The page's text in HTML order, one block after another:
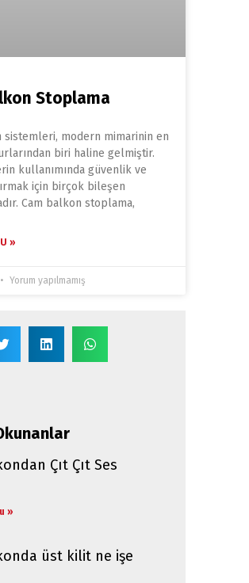
Stoplama
sistemleri, modern mimarinin en
biri haline gelmiştir.
kullanımında güvenlik ve
için birçok bileşen
Cam balkon stoplama,
»
Yorum yapılmamış
Çıt Çıt Ses
»
üst kilit ne işe